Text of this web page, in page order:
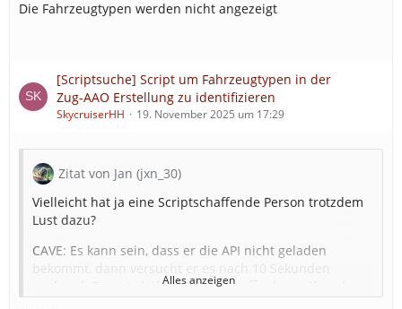
Die Fahrzeugtypen werden nicht angezeigt
[Scriptsuche] Script um Fahrzeugtypen in der
Zug-AAO Erstellung zu identifizieren
SkycruiserHH 19. November 2025 um 17:29
Zitat von Jan (jxn_30)
Vielleicht hat ja eine Scriptschaffende Person trotzdem
Lust dazu?
CAVE: Es kann sein, dass er die API nicht geladen
nochmal. Das wird über ein kleines ⏳️ oder ❌ über der
Alles anzeigen